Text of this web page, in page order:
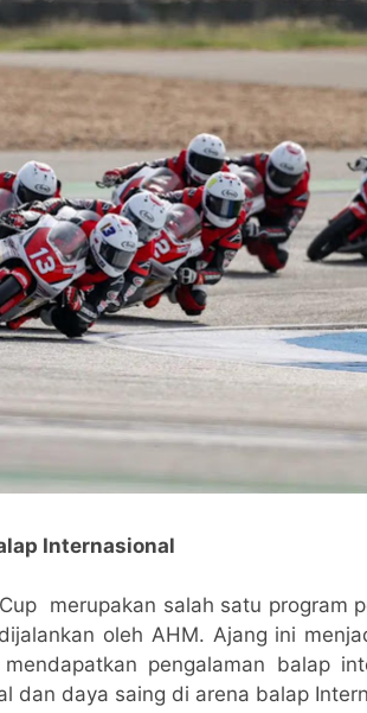
Internasional
merupakan salah satu program
oleh AHM. Ajang ini
pengalaman balap
dan daya saing di arena balap